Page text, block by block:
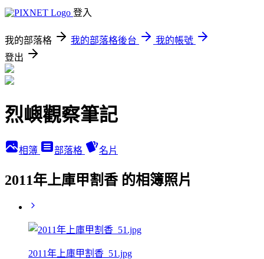
登入
我的部落格 我的部落格後台
我的帳號
登出
烈嶼觀察筆記
相簿 部落格 名片
2011年上庫甲割香 的相簿照片
2011年上庫甲割香_51.jpg